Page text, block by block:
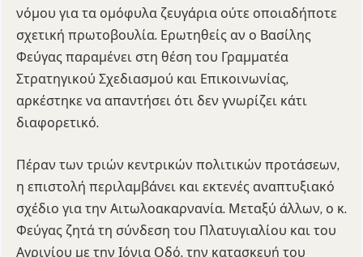
νόμου για τα ομόφυλα ζευγάρια ούτε οποιαδήποτε
σχετική πρωτοβουλία. Ερωτηθείς αν ο Βασίλης
Φεύγας παραμένει στη θέση του Γραμματέα
Στρατηγικού Σχεδιασμού και Επικοινωνίας,
αρκέστηκε να απαντήσει ότι δεν γνωρίζει κάτι
διαφορετικό.
Πέραν των τριών κεντρικών πολιτικών προτάσεων,
η επιστολή περιλαμβάνει και εκτενές αναπτυξιακό
σχέδιο για την Αιτωλοακαρνανία. Μεταξύ άλλων, ο κ.
Φεύγας ζητά τη σύνδεση του Πλατυγιαλίου και του
Αγρινίου με την Ιόνια Οδό, την κατασκευή του